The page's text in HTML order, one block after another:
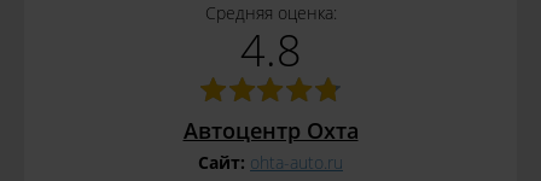
Средняя оценка:
4.8
Автоцентр Охта
Сайт: ohta-auto.ru